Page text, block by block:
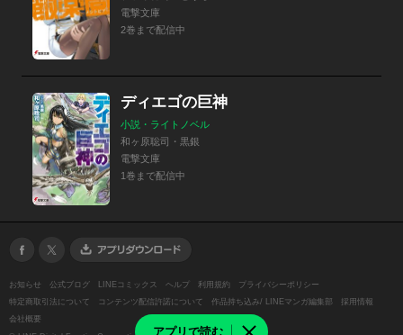
アプリで読む
電撃文庫
2巻まで配信中
ディエゴの巨神
小説・ライトノベル
和ヶ原聡司・黒銀
電撃文庫
1巻まで配信中
お知らせ 公式ブログ LINEコミックス ヘルプ 利用規約
プライバシーポリシー
特定商取引法について
コンテンツ配信許諾について 作品持ち込み/ LINEマンガ編集部
採用情報
会社概要